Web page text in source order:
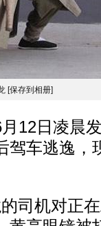
[保存到相册]
日凌晨
驾车逃逸，
机对正在